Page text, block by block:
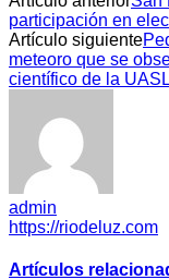
participación en
Artículo siguiente
meteoro que se
científico de la
admin
https://riodeluz.com
Artículos